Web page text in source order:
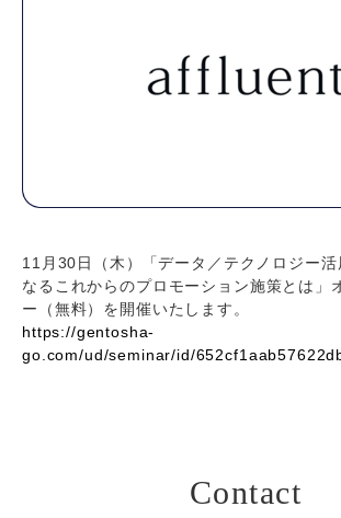
11月30日（木）「データ／テクノロジー活
なるこれからのプロモーション施策とは」
ー（無料）を開催いたします。
https://gentosha-
go.com/ud/seminar/id/
Contact